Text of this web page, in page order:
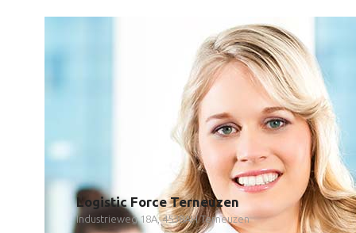
Logistic Force Terneuzen
Industrieweg 18A, 4538AH Terneuzen